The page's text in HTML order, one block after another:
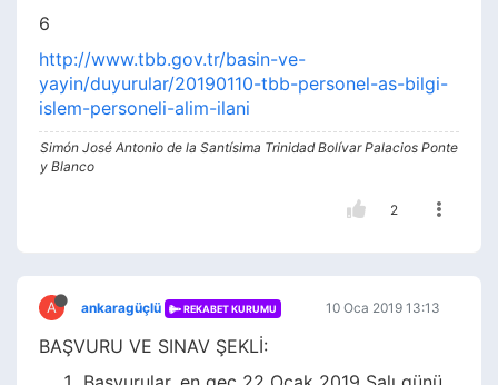
6
http://www.tbb.gov.tr/basin-ve-
yayin/duyurular/20190110-tbb-personel-as-bilgi-
islem-personeli-alim-ilani
Simón José Antonio de la Santísima Trinidad Bolívar Palacios Ponte
y Blanco
2
A ankaragüçlü REKABET KURUMU 10 Oca 2019 13:13
BAŞVURU VE SINAV ŞEKLİ: